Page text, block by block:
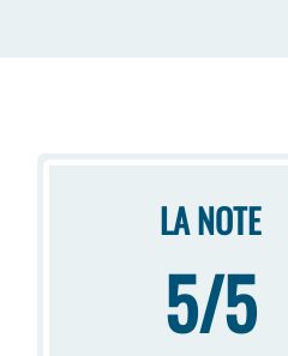
LA NOTE
5/5